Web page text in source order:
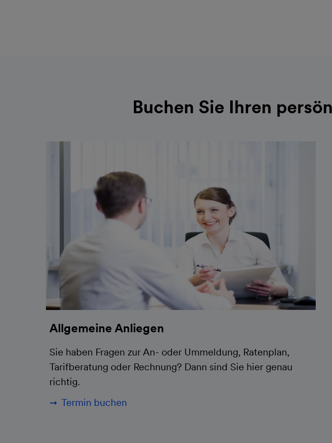
Buchen Sie Ihren
Allgemeine Anliegen
Sie haben Fragen zur An- oder Ummeldung, Ratenplan,
Tarifberatung oder Rechnung? Dann sind Sie hier genau
richtig.
Termin buchen